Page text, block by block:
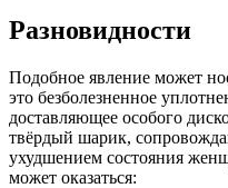
Разновидности
Подобное явление может
это безболезненное
доставляющее особого
твёрдый шарик,
ухудшением состояния
может оказаться: